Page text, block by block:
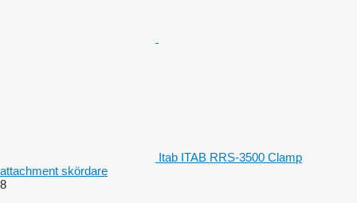
Itab ITAB RRS-3500 Clamp
attachment skördare
8